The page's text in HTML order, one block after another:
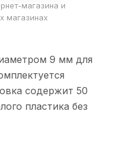
магазина и
магазинах
9 мм для
содержит 50
пластика без